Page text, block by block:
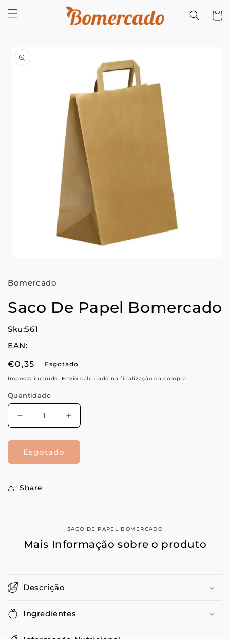
para o
conteúdo
informação
1
modal
Bomercado
Saco De Papel Bomercado
Sku:561
EAN:
Preço
normal
€0,35 Esgotado
Imposto incluído. Envio calculado na finalização da compra.
Quantidade
Diminuir
a
quantidade
de
Saco
Papel
Aumentar
a
quantidade
Saco
Esgotado
Share
SACO DE PAPEL BOMERCADO
Mais Informação sobre o produto
Descrição
Ingredientes